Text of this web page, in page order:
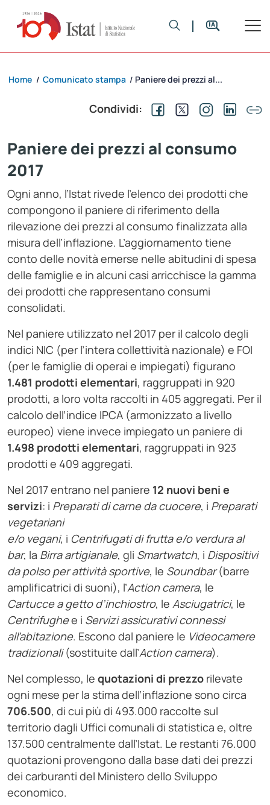
Home / Comunicato stampa / Paniere dei prezzi al...
Condividi:
Paniere dei prezzi al consumo
2017
Ogni anno, l’Istat rivede l’elenco dei prodotti che
compongono il paniere di riferimento della
rilevazione dei prezzi al consumo finalizzata alla
misura dell’inflazione. L’aggiornamento tiene
conto delle novità emerse nelle abitudini di spesa
delle famiglie e in alcuni casi arricchisce la gamma
dei prodotti che rappresentano consumi
consolidati.
Nel paniere utilizzato nel 2017 per il calcolo degli
indici NIC (per l’intera collettività nazionale) e FOI
(per le famiglie di operai e impiegati) figurano
1.481 prodotti elementari, raggruppati in 920
prodotti, a loro volta raccolti in 405 aggregati. Per il
calcolo dell’indice IPCA (armonizzato a livello
europeo) viene invece impiegato un paniere di
1.498 prodotti elementari, raggruppati in 923
prodotti e 409 aggregati.
Nel 2017 entrano nel paniere 12 nuovi beni e
servizi: i Preparati di carne da cuocere, i Preparati
vegetariani
e/o vegani, i Centrifugati di frutta e/o verdura al
bar, la Birra artigianale, gli Smartwatch, i Dispositivi
da polso per attività sportive, le Soundbar(barre
amplificatrici di suoni), l’Action camera, le
Cartucce a getto d’inchiostro, le Asciugatrici, le
Centrifughee i Servizi assicurativi connessi
all’abitazione. Escono dal paniere le Videocamere
tradizionali(sostituite dall’Action camera).
Nel complesso, le quotazioni di prezzo rilevate
ogni mese per la stima dell’inflazione sono circa
706.500, di cui più di 493.000 raccolte sul
territorio dagli Uffici comunali di statistica e, oltre
137.500 centralmente dall’Istat. Le restanti 76.000
quotazioni provengono dalla base dati dei prezzi
dei carburanti del Ministero dello Sviluppo
economico.